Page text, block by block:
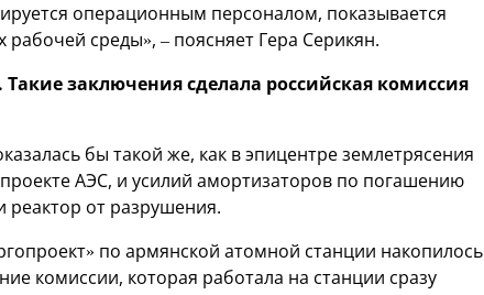
операционным персоналом, показывается
среды», – поясняет Гера Серикян.
заключения сделала российская комиссия
бы такой же, как в эпицентре землетрясения
АЭС, и усилий амортизаторов по погашению
реактор от разрушения.
по армянской атомной станции накопилось
комиссии, которая работала на станции сразу